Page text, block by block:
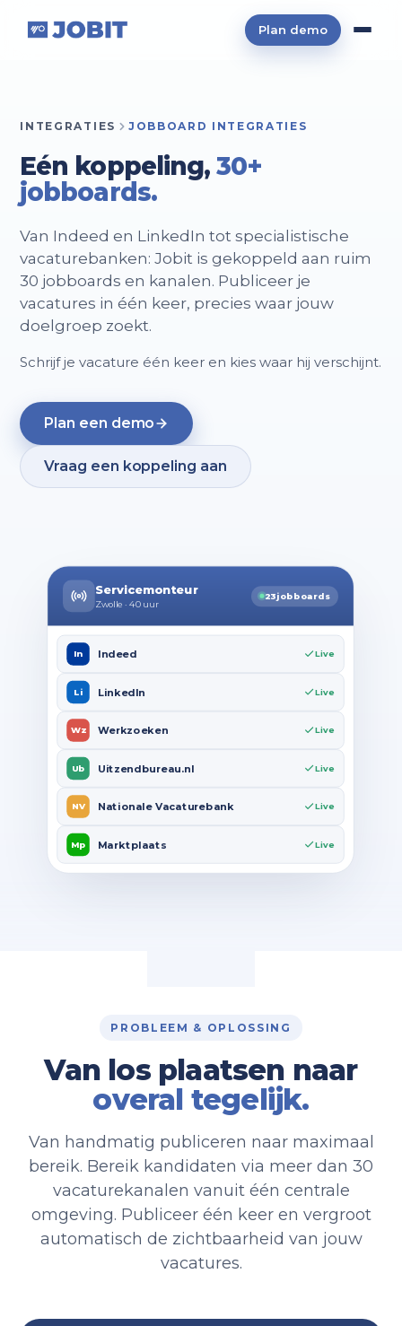
Plan demo
INTEGRATIES JOBBOARD INTEGRATIES
Eén koppeling, 30+
jobboards.
Van Indeed en LinkedIn tot specialistische
vacaturebanken: Jobit is gekoppeld aan ruim
30 jobboards en kanalen. Publiceer je
vacatures in één keer, precies waar jouw
doelgroep zoekt.
Schrijf je vacature één keer en kies waar hij verschijnt.
Plan een demo
Vraag een koppeling aan
Servicemonteur
Zwolle · 40 uur
23jobboards
In Indeed Live
Li LinkedIn Live
Wz Werkzoeken Live
Ub Uitzendbureau.nl Live
NV Nationale Vacaturebank Live
Mp Marktplaats Live
PROBLEEM & OPLOSSING
Van los plaatsen naar
overal tegelijk.
Van handmatig publiceren naar maximaal
bereik. Bereik kandidaten via meer dan 30
vacaturekanalen vanuit één centrale
omgeving. Publiceer één keer en vergroot
automatisch de zichtbaarheid van jouw
vacatures.